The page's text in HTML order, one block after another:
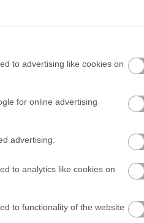
to advertising like cookies on
for online advertising
advertising.
to analytics like cookies on
to functionality of the website